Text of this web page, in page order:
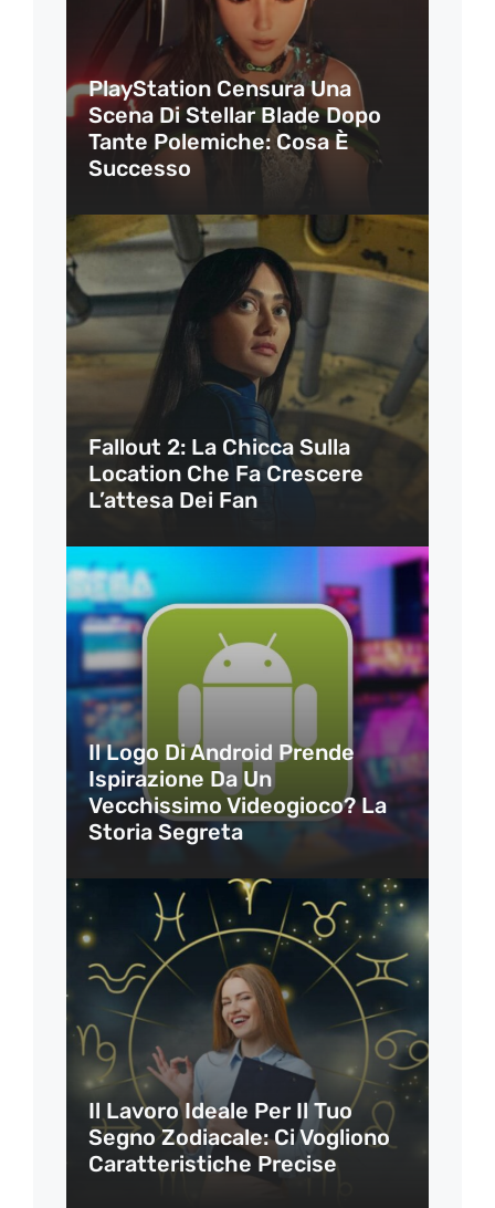
PlayStation Censura Una
Scena Di Stellar Blade Dopo
Tante Polemiche: Cosa È
Successo
Fallout 2: La Chicca Sulla
Location Che Fa Crescere
L’attesa Dei Fan
Il Logo Di Android Prende
Ispirazione Da Un
Vecchissimo Videogioco? La
Storia Segreta
Il Lavoro Ideale Per Il Tuo
Segno Zodiacale: Ci Vogliono
Caratteristiche Precise